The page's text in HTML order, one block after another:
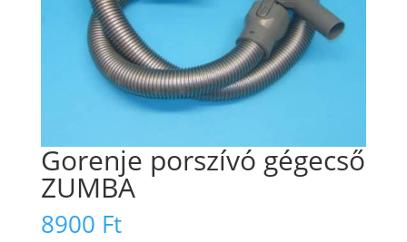
Gorenje porszívó gégecső
ZUMBA
8900 Ft